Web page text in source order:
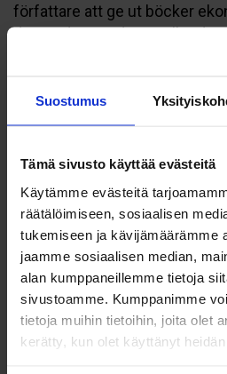
Suostumus
Tämä sivusto käyttää evästeitä
Käytämme evästeitä
räätälöimiseen, sosiaalisen
tukemiseen ja kävijämäärämme
jaamme sosiaalisen median,
alan kumppaneillemme tietoja
sivustoamme. Kumppanimme
tietoja muihin tietoihin, joita olet
kerätty, kun olet käyttänyt heidän
författare att ge ut böcker
demand använder i stället
gör det möjligt att trycka
Resultatet är en
ser ut precis som vilken
förhandsbeställningar eller en
ett traditionellt förlag.
Hur går
manus till
Processen från manus till
självpublicering med print-on-